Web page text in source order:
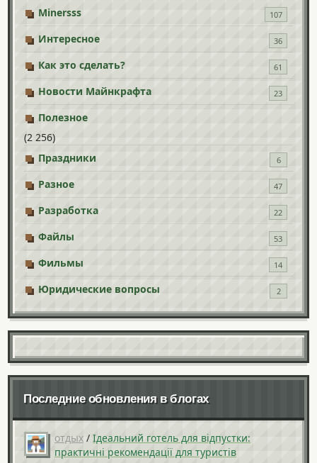
Minersss 107
Интересное 36
Как это сделать? 61
Новости Майнкрафта 23
Полезное
(2 256)
Праздники
6
Разное 47
Разработка 22
Файлы 53
Фильмы 14
Юридические вопросы 2
Последние обновления в блогах
отдых / Ідеальний готель для відпустки:
практичні рекомендації для туристів